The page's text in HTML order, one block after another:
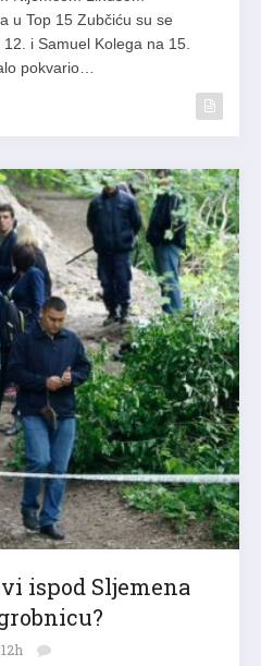
u Top 15 Zubčiću su se
i Samuel Kolega na 15.
pokvario…
ispod Sljemena